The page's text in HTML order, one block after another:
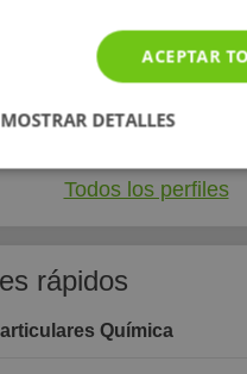
Mostrar perfil
Todos los perfiles
rápidos
Química
ACEPTAR
MOSTRAR DETALLES